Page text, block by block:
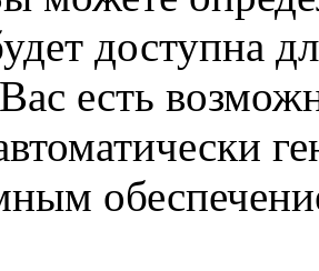
доступна
есть